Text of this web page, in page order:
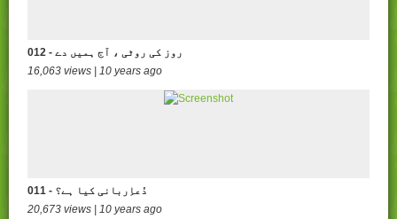
012 - روز کی روٹی ، آج ہمیں دے
16,063 views | 10 years ago
011 - دُعاِربانی کیا ہے؟
20,673 views | 10 years ago